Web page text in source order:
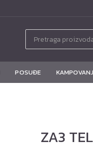
POSUĐE
ZA3